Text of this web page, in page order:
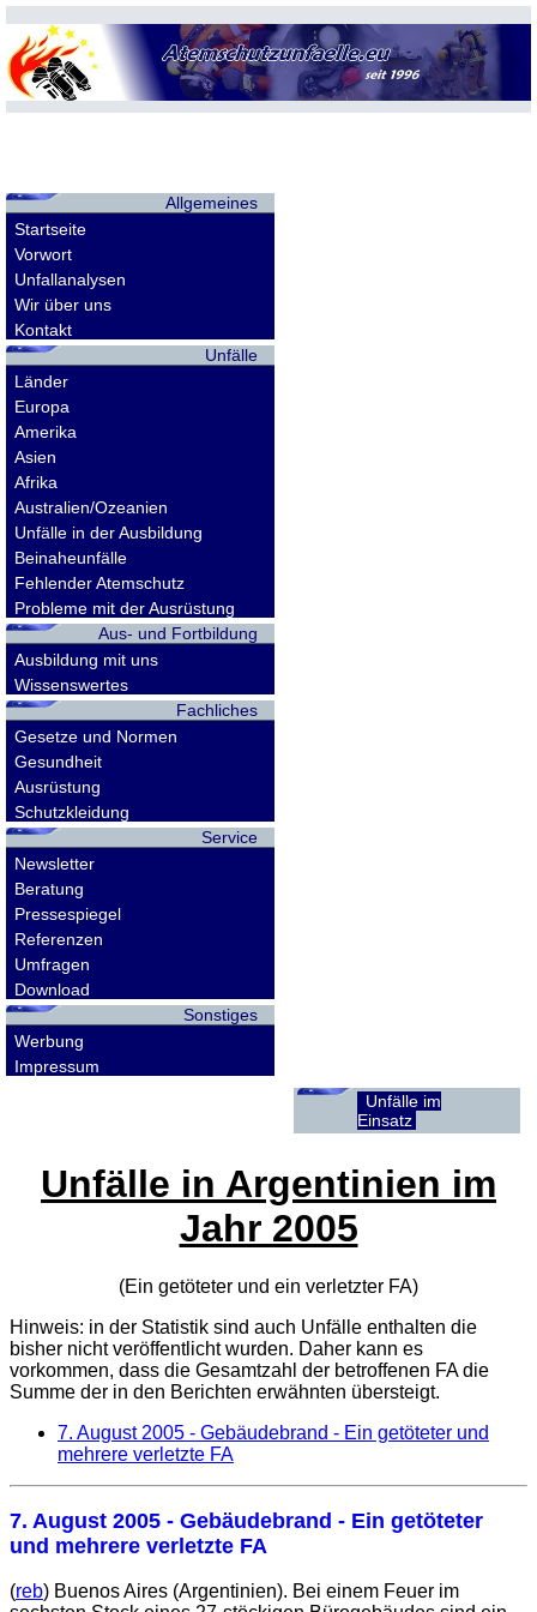
Allgemeines
Startseite
Vorwort
Unfallanalysen
Wir über uns
Kontakt
Unfälle
Länder
Europa
Amerika
Asien
Afrika
Australien/Ozeanien
Unfälle in der Ausbildung
Beinaheunfälle
Fehlender Atemschutz
Probleme mit der Ausrüstung
Aus- und Fortbildung
Ausbildung mit uns
Wissenswertes
Fachliches
Gesetze und Normen
Gesundheit
Ausrüstung
Schutzkleidung
Service
Newsletter
Beratung
Pressespiegel
Referenzen
Umfragen
Download
Sonstiges
Werbung
Impressum
Unfälle im
Einsatz
Unfälle in Argentinien im
Jahr 2005
(Ein getöteter und ein verletzter FA)
Hinweis: in der Statistik sind auch Unfälle enthalten die
bisher nicht veröffentlicht wurden. Daher kann es
vorkommen, dass die Gesamtzahl der betroffenen FAdie
Summe der in den Berichten erwähnten übersteigt.
7. August 2005 - Gebäudebrand - Ein getöteter und
mehrere verletzte FA
7. August 2005 - Gebäudebrand - Ein getöteter
und mehrere verletzte FA
(reb) Buenos Aires (Argentinien). Bei einem Feuer im